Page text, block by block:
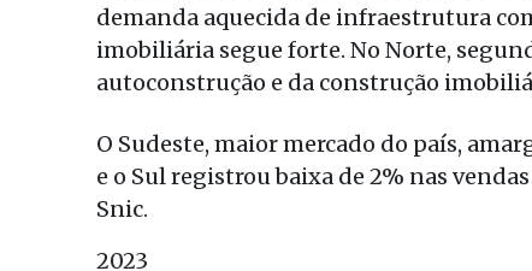
demanda aquecida de infraestrutura
imobiliária segue forte. No Norte,
autoconstrução e da construção
O Sudeste, maior mercado do país,
e o Sul registrou baixa de 2% nas
Snic.
2023